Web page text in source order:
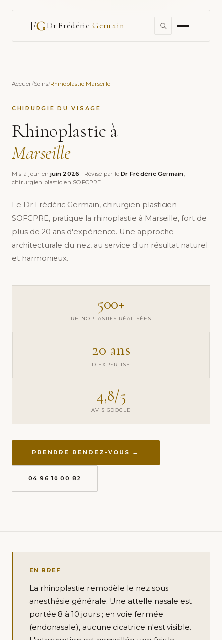
Dr Frédéric Germain
Accueil/Soins/Rhinoplastie Marseille
CHIRURGIE DU VISAGE
Rhinoplastie à
Marseille
Mis à jour enjuin 2026 · Révisé par leDr Frédéric Germain,
chirurgien plasticien SOFCPRE
Le Dr Frédéric Germain, chirurgien plasticien
SOFCPRE, pratique la rhinoplastie à Marseille, fort de
plus de 20 ans d'expérience. Une approche
architecturale du nez, au service d'un résultat naturel
et harmonieux.
500+
RHINOPLASTIES RÉALISÉES
20 ans
D'EXPERTISE
4,8/5
AVIS GOOGLE
PRENDRE RENDEZ-VOUS →
04 96 10 00 82
EN BREF
La rhinoplastie remodèle le nez sous
anesthésie générale. Une attelle nasale est
portée 8 à 10 jours ; en voie fermée
(endonasale), aucune cicatrice n'est visible.